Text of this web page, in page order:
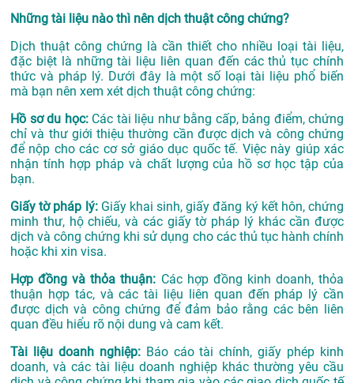
Những tài liệu nào thì nên dịch thuật công chứng?
Dịch thuật công chứng là cần thiết cho nhiều loại tài liệu,
đặc biệt là những tài liệu liên quan đến các thủ tục chính
thức và pháp lý. Dưới đây là một số loại tài liệu phổ biến
mà bạn nên xem xét dịch thuật công chứng:
Hồ sơ du học:Các tài liệu như bằng cấp, bảng điểm, chứng
chỉ và thư giới thiệu thường cần được dịch và công chứng
để nộp cho các cơ sở giáo dục quốc tế. Việc này giúp xác
nhận tính hợp pháp và chất lượng của hồ sơ học tập của
bạn.
Giấy tờ pháp lý:Giấy khai sinh, giấy đăng ký kết hôn, chứng
minh thư, hộ chiếu, và các giấy tờ pháp lý khác cần được
dịch và công chứng khi sử dụng cho các thủ tục hành chính
hoặc khi xin visa.
Hợp đồng và thỏa thuận: Các hợp đồng kinh doanh, thỏa
thuận hợp tác, và các tài liệu liên quan đến pháp lý cần
được dịch và công chứng để đảm bảo rằng các bên liên
quan đều hiểu rõ nội dung và cam kết.
Tài liệu doanh nghiệp:Báo cáo tài chính, giấy phép kinh
doanh, và các tài liệu doanh nghiệp khác thường yêu cầu